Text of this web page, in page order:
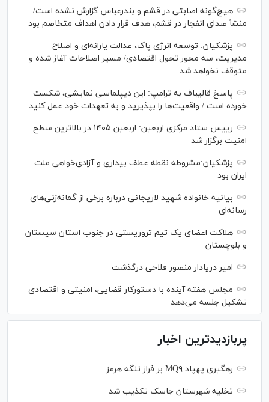
هیچ‌گونه اصابتی در قشم و بندرعباس گزارش نشده است/
منشأ صدای انفجار در قشم، هدف قرار دادن اهداف متخاصم بود
پزشکیان: توسعه انرژی پاک، عدالت یارانه‌ای و اصلاح
مدیریت، سه محور تحول اقتصادی/ مسیر اصلاحات آغاز شده و
متوقف نخواهد شد
پاسخ قالیباف به ترامپ: این دیپلماسی نمایشی، شکست
خورده است / واقعیت‌ها را بپذیرید و به تعهدات خود عمل کنید
رییس ستاد مرکزی اربعین: اربعین ۱۴۰۵ در بالاترین سطح
امنیت برگزار شد
پزشکیان:مشروطه نقطه عطف بیداری و آزادی‌خواهی ملت
ایران بود
بیانیه خانواده شهید لاریجانی درباره برخی از گمانه‌زنی‌های
رسانه‌ای
هلاکت اعضای یک تیم تروریستی در جنوب استان سیستان
و بلوچستان
امیر دریادار منصور فلاحی درگذشت
مجلس هفته آینده با دستورکار قضایی، امنیتی و اقتصادی
تشکیل جلسه می‌دهد
پربازدیدترین اخبار
رهگیری پهپاد MQ۹ بر فراز تنگه هرمز
تخلیه شهرستان جاسک تکذیب شد